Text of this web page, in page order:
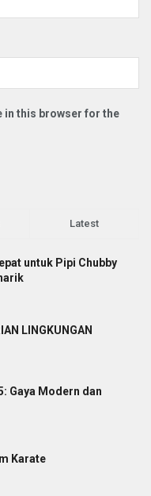
in this browser for the
Latest
untuk Pipi Chubby
LINGKUNGAN
Gaya Modern dan
Karate